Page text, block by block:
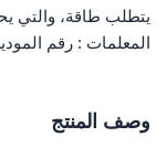
يتطلب طاقة، والتي
المعلمات : رقم
وصف المنتج